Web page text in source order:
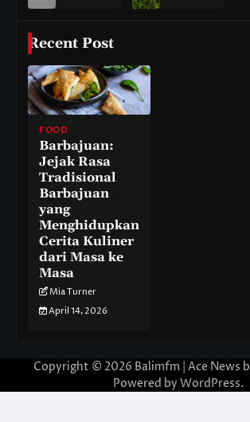
Recent Post
FOOD
Barbajuan:
Jejak Rasa
Tradisional
Barbajuan
yang
Menghidupkan
Cerita Kuliner
dari Masa ke
Masa
Mia Turner
April 14, 2026
Copyright © 2026 Balimfm | Ace News
Powered by WordPress.